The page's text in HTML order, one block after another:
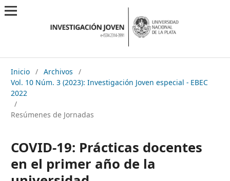
Inicio / Archivos
/
Vol. 10 Núm. 3 (2023): Investigación Joven especial - EBEC
2022
/
Resúmenes de Jornadas
COVID-19: Prácticas docentes
en el primer año de la